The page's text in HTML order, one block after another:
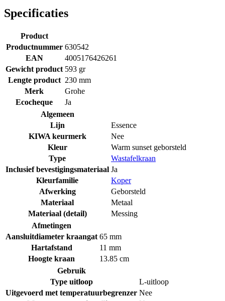
Specificaties
Product
Productnummer 630542
EAN
4005176426261
Gewicht product 593 gr
Lengte product 230 mm
Merk
Grohe
Ecocheque
Ja
Algemeen
Lijn
Essence
KIWA keurmerk
Nee
Kleur
Warm sunset geborsteld
Type
Wastafelkraan
Inclusief bevestigingsmateriaal Ja
Kleurfamilie
Koper
Afwerking
Geborsteld
Materiaal
Metaal
Materiaal (detail)
Messing
Afmetingen
Aansluitdiameter kraangat 65 mm
Hartafstand
11 mm
Hoogte kraan
13.85 cm
Gebruik
Type uitloop
L-uitloop
Uitgevoerd met temperatuurbegrenzer Nee